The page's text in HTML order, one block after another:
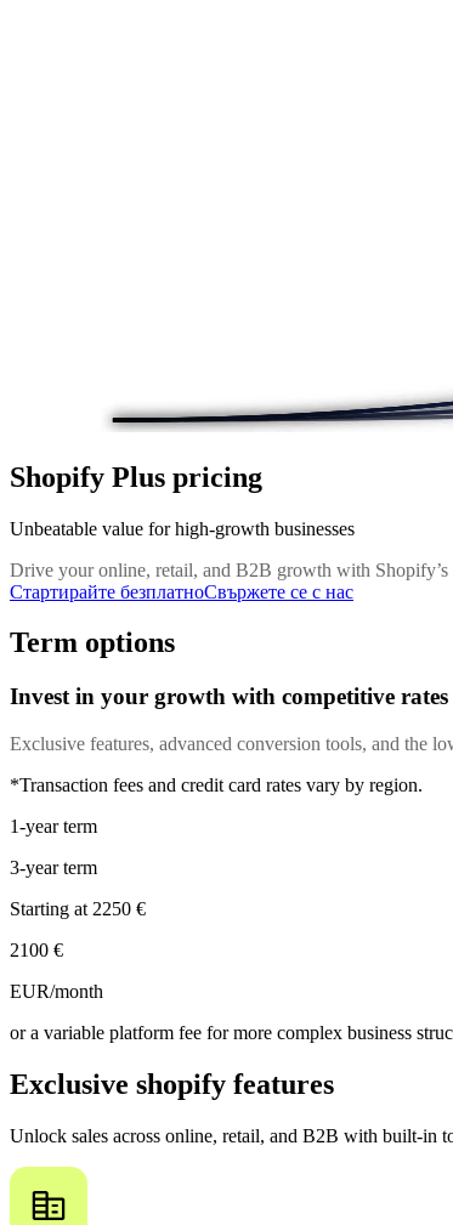
Shopify Plus pricing
Unbeatable value for high-growth businesses
Drive your online, retail, and B2B growth with
Стартирайте безплатноСвържете се с нас
Term options
Invest in your growth with competitive rates
Exclusive features, advanced conversion tools, and the
*Transaction fees and credit card rates vary by region.
1-year term
3-year term
Starting at 2250 €
2100 €
EUR/month
or a variable platform fee for more complex business
Exclusive shopify features
Unlock sales across online, retail, and B2B with built-in